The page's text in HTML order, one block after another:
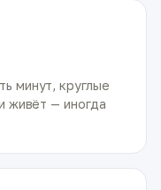
минут, круглые
живёт — иногда